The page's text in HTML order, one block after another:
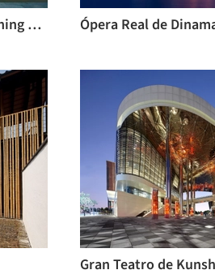
Ópera de Hangzhou Yuhang / Henning Larsen